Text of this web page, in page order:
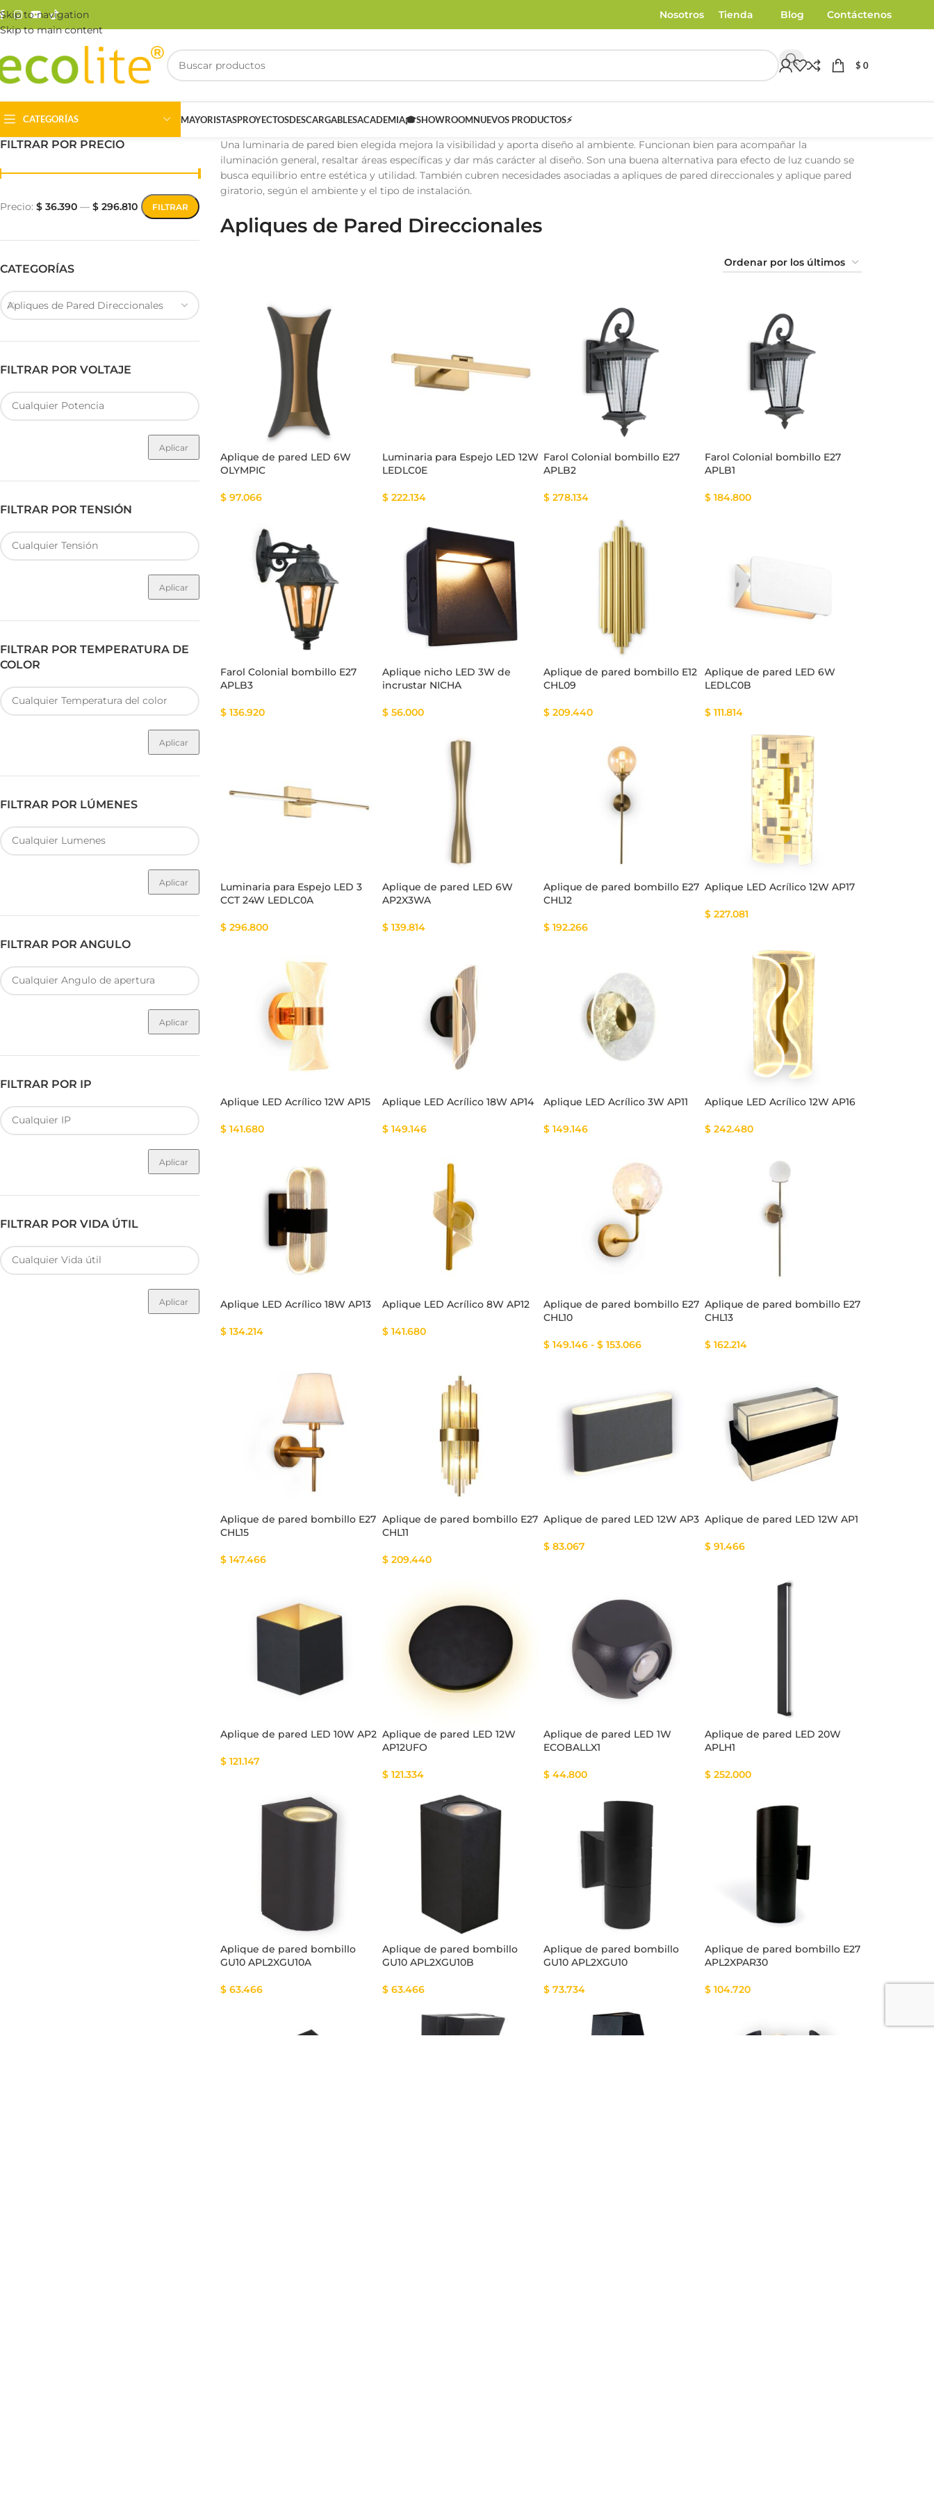
Skip to navigation
Skip to main content
Nosotros Tienda Blog Contáctenos
$ 0
CATEGORÍAS
Riel Magnético
Fuente de Poder SMART Luminarias Sistema Smart
MAYORISTASPROYECTOSDESCARGABLESACADEMIA🎓SHOWROOMNUEVOS PRODUCTOS⚡
FILTRAR POR PRECIO
FILTRAR
Precio: $ 36.390 — $ 296.810
CATEGORÍAS
Apliques de Pared Direccionales
FILTRAR POR VOLTAJE
Aplicar
FILTRAR POR TENSIÓN
Aplicar
FILTRAR POR TEMPERATURA DE
COLOR
Aplicar
FILTRAR POR LÚMENES
Aplicar
FILTRAR POR ANGULO
Aplicar
FILTRAR POR IP
Aplicar
FILTRAR POR VIDA ÚTIL
Aplicar
Una luminaria de pared bien elegida mejora la visibilidad y aporta diseño al ambiente. Funcionan bien para acompañar la
iluminación general, resaltar áreas específicas y dar más carácter al diseño. Son una buena alternativa para efecto de luz cuando se
busca equilibrio entre estética y utilidad. También cubren necesidades asociadas a apliques de pared direccionales y aplique pared
giratorio, según el ambiente y el tipo de instalación.
Apliques de Pared Direccionales
Aplique de pared LED 6W
OLYMPIC
$ 97.066
Luminaria para Espejo LED 12W
LEDLC0E
$222.134
Farol Colonial bombillo E27
APLB2
$278.134
Farol Colonial bombillo E27
APLB1
$184.800
Farol Colonial bombillo E27
APLB3
$ 136.920
Aplique nicho LED 3W de
incrustar NICHA
$56.000
Aplique de pared bombillo E12
CHL09
$209.440
Aplique de pared LED 6W
LEDLC0B
$111.814
Luminaria para Espejo LED 3
CCT 24W LEDLC0A
$ 296.800
Aplique de pared LED 6W
AP2X3WA
$139.814
Aplique de pared bombillo E27
CHL12
$192.266
Aplique LED Acrílico 12W AP17
$227.081
Aplique LED Acrílico 12W AP15
$ 141.680
Aplique LED Acrílico 18W AP14
$149.146
Aplique LED Acrílico 3W AP11
$149.146
Aplique LED Acrílico 12W AP16
$242.480
Aplique LED Acrílico 18W AP13
$ 134.214
Aplique LED Acrílico 8W AP12
$141.680
Aplique de pared bombillo E27
CHL10
$149.146 - $153.066
Aplique de pared bombillo E27
CHL13
$162.214
Aplique de pared bombillo E27
CHL15
$ 147.466
Aplique de pared bombillo E27
CHL11
$209.440
Aplique de pared LED 12W AP3
$83.067
Aplique de pared LED 12W AP1
$91.466
Aplique de pared LED 10W AP2
$ 121.147
Aplique de pared LED 12W
AP12UFO
$121.334
Aplique de pared LED 1W
ECOBALLX1
$44.800
Aplique de pared LED 20W
APLH1
$252.000
Aplique de pared bombillo
GU10 APL2XGU10A
$ 63.466
Aplique de pared bombillo
GU10 APL2XGU10B
$63.466
Aplique de pared bombillo
GU10 APL2XGU10
$73.734
Aplique de pared bombillo E27
APL2XPAR30
$104.720